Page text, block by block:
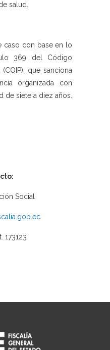
salud.
caso con base en lo
369 del Código
que sanciona
organizada con
de siete a diez años.
Social
173123